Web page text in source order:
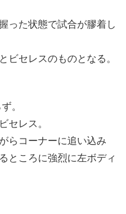
った状態で試合が膠着し
ビセレスのものとなる。
。
セレス。
らコーナーに追い込み
ところに強烈に左ボディ